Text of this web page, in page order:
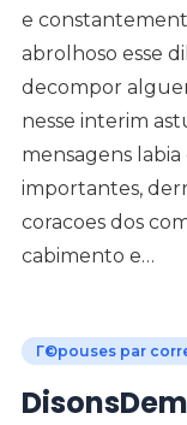
e
abrolhoso esse
decompor
nesse interim
mensagens
importantes,
coracoes dos
cabimento e…
Г©pouses par